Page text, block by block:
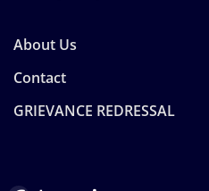
About Us
Contact
GRIEVANCE REDRESSAL